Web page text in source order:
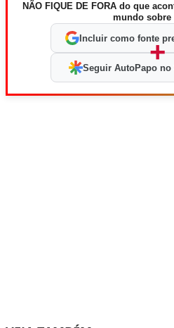
NÃO FIQUE DE FORA do que
mundo sobre
Incluir como fonte
+
Seguir AutoPapo no